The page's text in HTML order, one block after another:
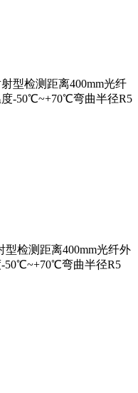
型检测距离400mm光纤
-50℃~+70℃弯曲半径R5
检测距离400mm光纤外
50℃~+70℃弯曲半径R5